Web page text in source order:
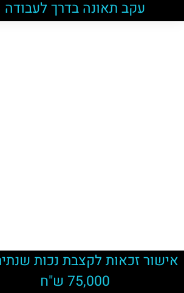
עקב תאונה בדרך לעבודה
אישור זכאות לקצבת נכות
75,000 ש"ח